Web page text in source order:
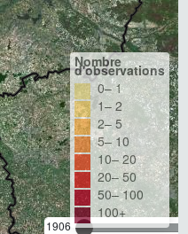
1906
Nombre
d'observations
0– 1
1– 2
2– 5
5– 10
10– 20
20– 50
50– 100
100+